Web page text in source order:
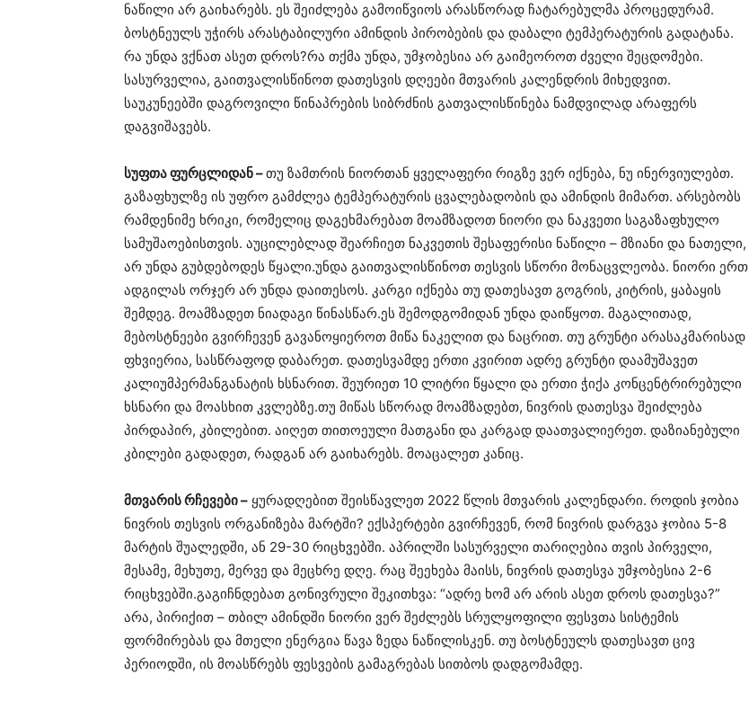
ნაწილი არ გაიხარებს. ეს შეიძლება გამოიწვიოს არასწორად ჩატარებულმა პროცედურამ.
ბოსტნეულს უჭირს არასტაბილური ამინდის პირობების და დაბალი ტემპერატურის გადატანა.
რა უნდა ვქნათ ასეთ დროს?რა თქმა უნდა, უმჯობესია არ გაიმეოროთ ძველი შეცდომები.
სასურველია, გაითვალისწინოთ დათესვის დღეები მთვარის კალენდრის მიხედვით.
საუკუნეებში დაგროვილი წინაპრების სიბრძნის გათვალისწინება ნამდვილად არაფერს
დაგვიშავებს.
სუფთა ფურცლიდან –თუ ზამთრის ნიორთან ყველაფერი რიგზე ვერ იქნება, ნუ ინერვიულებთ.
გაზაფხულზე ის უფრო გამძლეა ტემპერატურის ცვალებადობის და ამინდის მიმართ. არსებობს
რამდენიმე ხრიკი, რომელიც დაგეხმარებათ მოამზადოთ ნიორი და ნაკვეთი საგაზაფხულო
სამუშაოებისთვის. აუცილებლად შეარჩიეთ ნაკვეთის შესაფერისი ნაწილი – მზიანი და ნათელი,
არ უნდა გუბდებოდეს წყალი.უნდა გაითვალისწინოთ თესვის სწორი მონაცვლეობა. ნიორი ერთ
ადგილას ორჯერ არ უნდა დაითესოს. კარგი იქნება თუ დათესავთ გოგრის, კიტრის, ყაბაყის
შემდეგ. მოამზადეთ ნიადაგი წინასწარ.ეს შემოდგომიდან უნდა დაიწყოთ. მაგალითად,
მებოსტნეები გვირჩევენ გავანოყიეროთ მიწა ნაკელით და ნაცრით. თუ გრუნტი არასაკმარისად
ფხვიერია, სასწრაფოდ დაბარეთ. დათესვამდე ერთი კვირით ადრე გრუნტი დაამუშავეთ
კალიუმპერმანგანატის ხსნარით. შეურიეთ 10 ლიტრი წყალი და ერთი ჭიქა კონცენტრირებული
ხსნარი და მოასხით კვლებზე.თუ მიწას სწორად მოამზადებთ, ნივრის დათესვა შეიძლება
პირდაპირ, კბილებით. აიღეთ თითოეული მათგანი და კარგად დაათვალიერეთ. დაზიანებული
კბილები გადადეთ, რადგან არ გაიხარებს. მოაცალეთ კანიც.
მთვარის რჩევები – ყურადღებით შეისწავლეთ 2022 წლის მთვარის კალენდარი. როდის ჯობია
ნივრის თესვის ორგანიზება მარტში? ექსპერტები გვირჩევენ, რომ ნივრის დარგვა ჯობია 5-8
მარტის შუალედში, ან 29-30 რიცხვებში. აპრილში სასურველი თარიღებია თვის პირველი,
მესამე, მეხუთე, მერვე და მეცხრე დღე. რაც შეეხება მაისს, ნივრის დათესვა უმჯობესია 2-6
რიცხვებში.გაგიჩნდებათ გონივრული შეკითხვა: “ადრე ხომ არ არის ასეთ დროს დათესვა?”
არა, პირიქით – თბილ ამინდში ნიორი ვერ შეძლებს სრულყოფილი ფესვთა სისტემის
ფორმირებას და მთელი ენერგია წავა ზედა ნაწილისკენ. თუ ბოსტნეულს დათესავთ ცივ
პერიოდში, ის მოასწრებს ფესვების გამაგრებას სითბოს დადგომამდე.